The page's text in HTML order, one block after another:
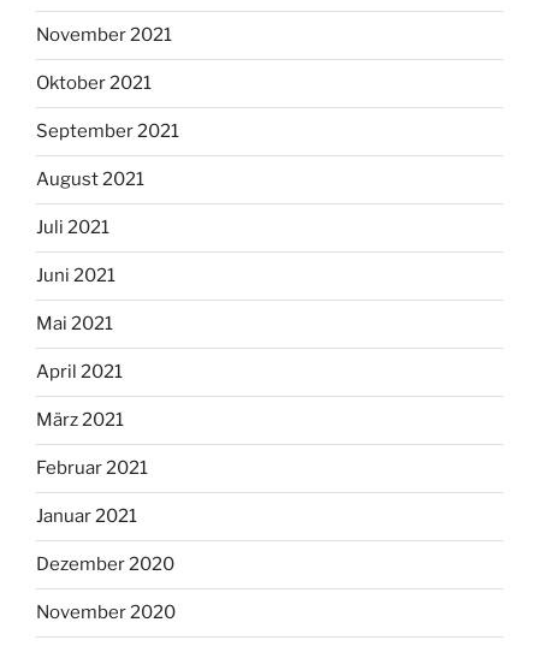
November 2021
Oktober 2021
September 2021
August 2021
Juli 2021
Juni 2021
Mai 2021
April 2021
März 2021
Februar 2021
Januar 2021
Dezember 2020
November 2020